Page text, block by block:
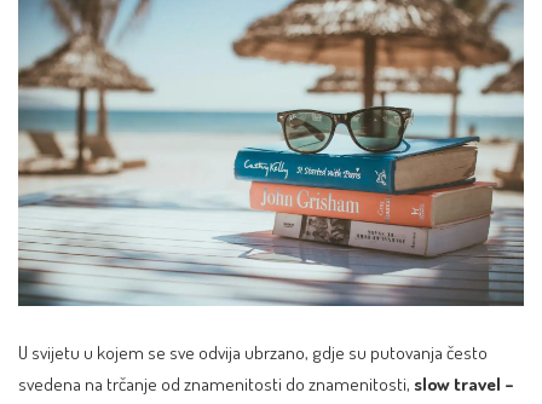
U svijetu u kojem se sve odvija ubrzano, gdje su putovanja često
svedena na trčanje od znamenitosti do znamenitosti, slow travel –